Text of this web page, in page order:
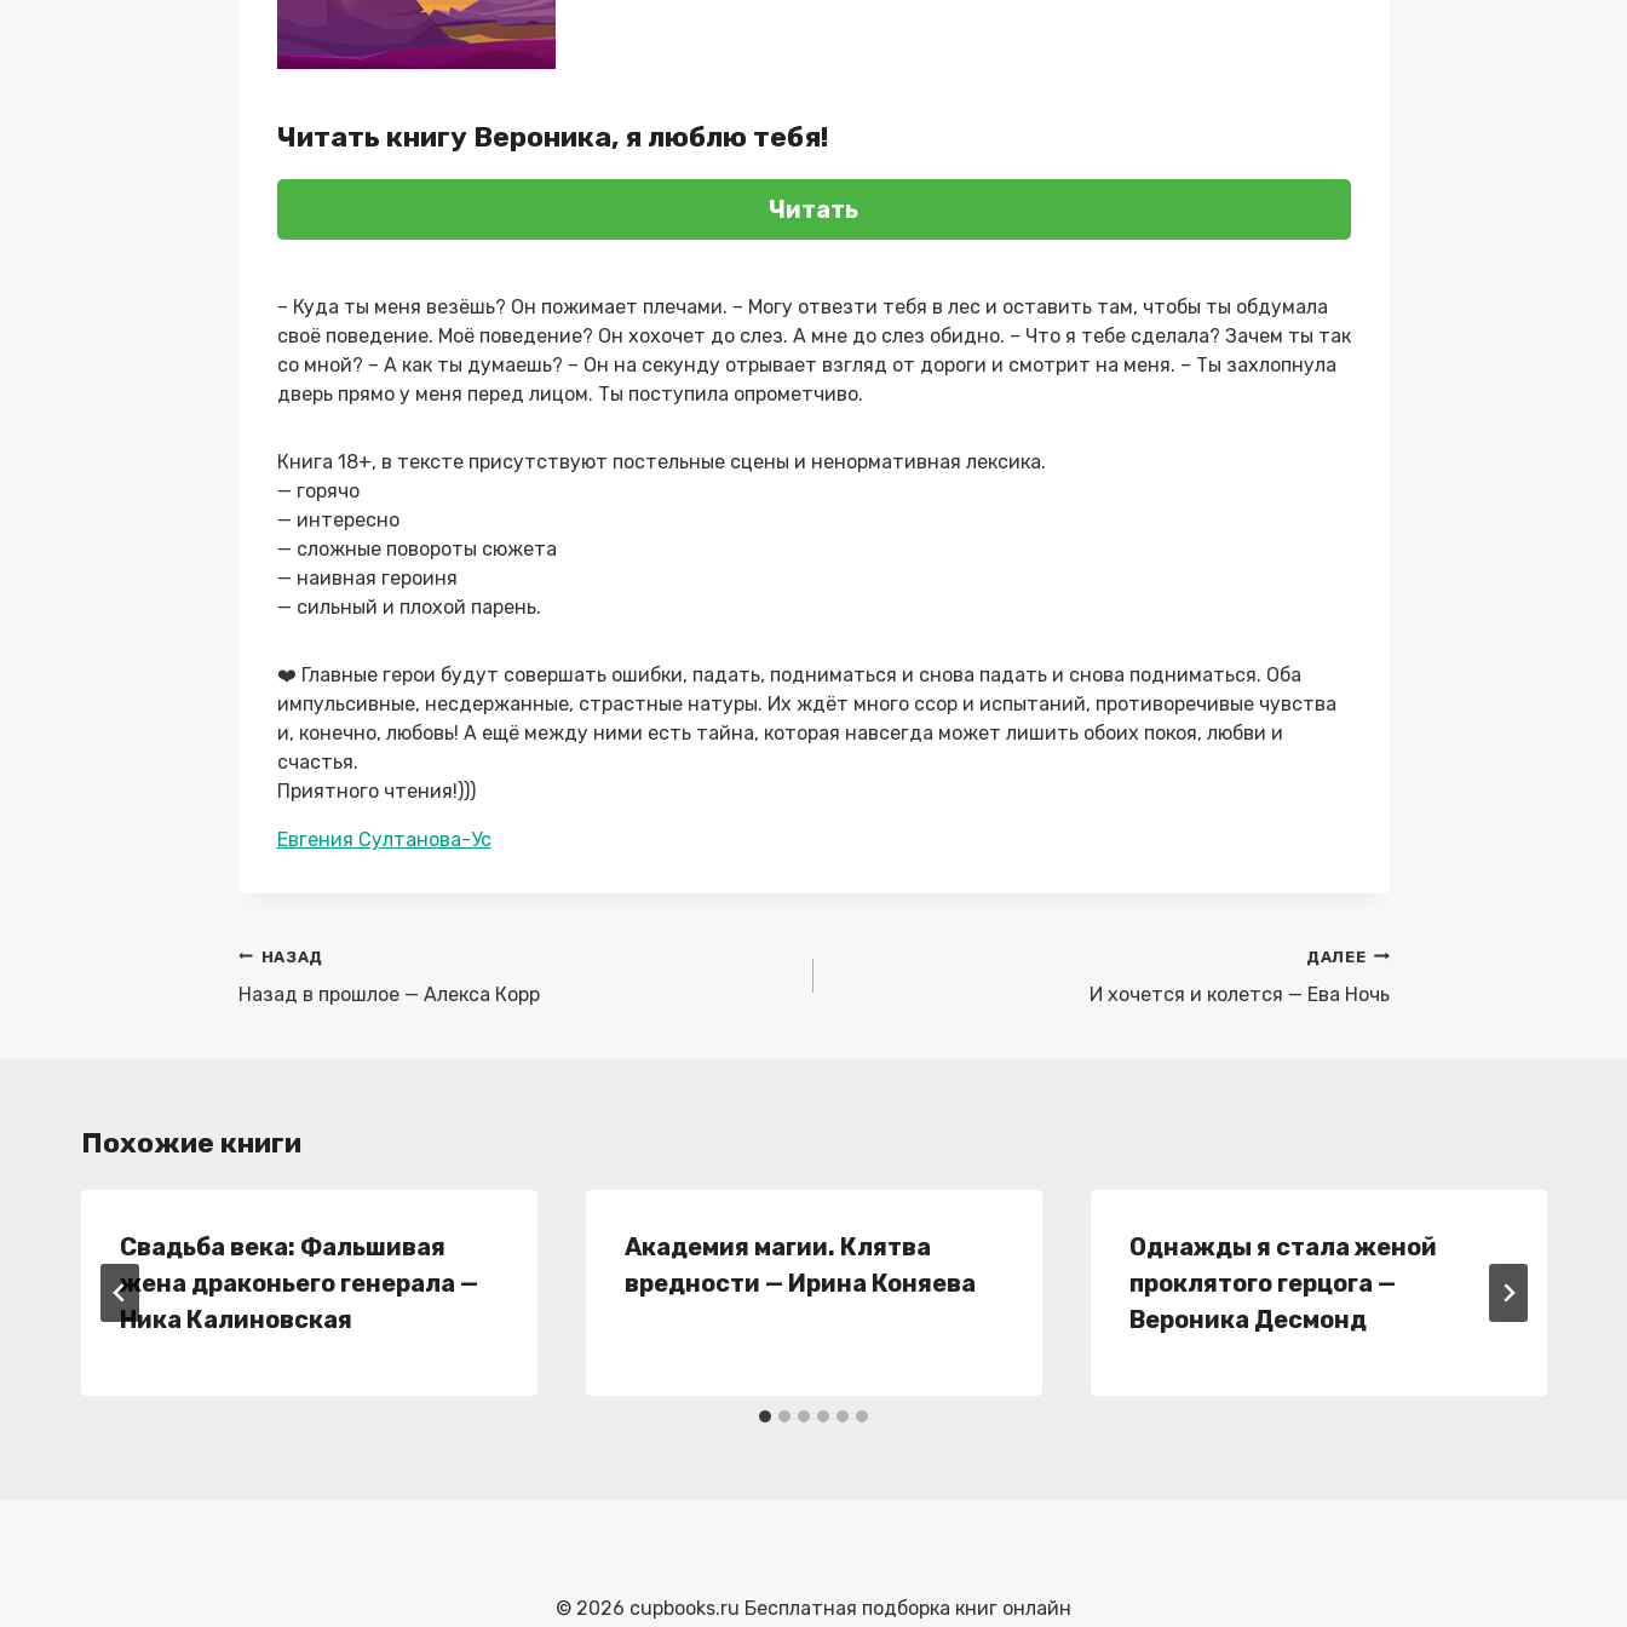
Читать книгу Вероника, я люблю тебя!
Читать
– Куда ты меня везёшь? Он пожимает плечами. – Могу отвезти тебя в лес и оставить там, чтобы ты обдумала
своё поведение. Моё поведение? Он хохочет до слез. А мне до слез обидно. – Что я тебе сделала? Зачем ты так
со мной? – А как ты думаешь? – Он на секунду отрывает взгляд от дороги и смотрит на меня. – Ты захлопнула
дверь прямо у меня перед лицом. Ты поступила опрометчиво.
Книга 18+, в тексте присутствуют постельные сцены и ненормативная лексика.
— горячо
— интересно
— сложные повороты сюжета
— наивная героиня
— сильный и плохой парень.
❤️ Главные герои будут совершать ошибки, падать, подниматься и снова падать и снова подниматься. Оба
импульсивные, несдержанные, страстные натуры. Их ждёт много ссор и испытаний, противоречивые чувства
и, конечно, любовь! А ещё между ними есть тайна, которая навсегда может лишить обоих покоя, любви и
счастья.
Приятного чтения!)))
Метки
Евгения Султанова-Ус
Навигация
по
НАЗАД
Назад в прошлое — Алекса Корр
ДАЛЕЕ
И хочется и колется — Ева Ночь
Похожие книги
Свадьба века: Фальшивая
жена драконьего генерала —
Ника Калиновская
Академия магии. Клятва
вредности — Ирина Коняева
Однажды я стала женой
проклятого герцога —
Вероника Десмонд
© 2026 cupbooks.ru Бесплатная подборка книг онлайн